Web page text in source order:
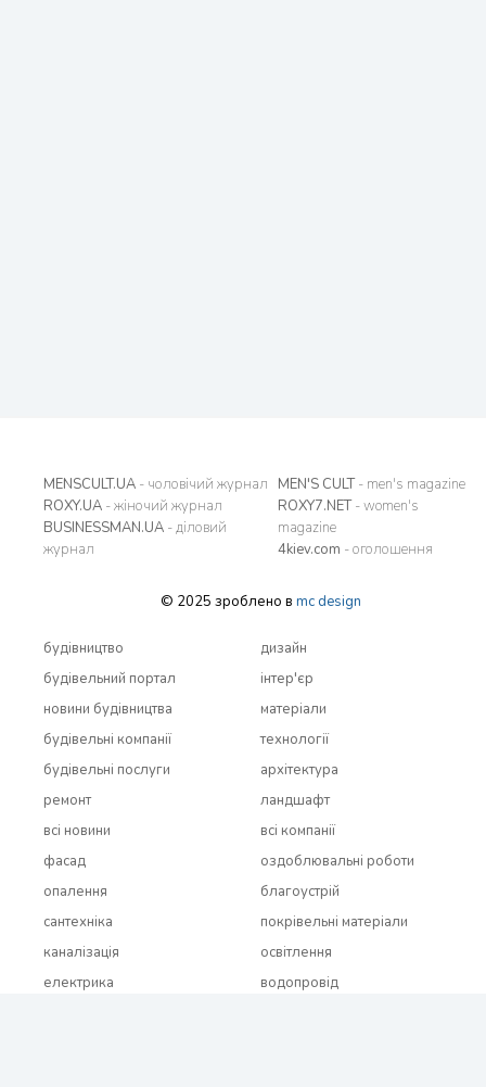
MENSCULT.UA - чоловічий журнал
ROXY.UA - жіночий журнал
BUSINESSMAN.UA - діловий
журнал
MEN'S CULT- men's magazine
ROXY7.NET- women's
magazine
4kiev.com - оголошення
© 2025 зроблено в mc design
будівництво
будівельний портал
новини будівництва
будівельні компанії
будівельні послуги
ремонт
всi новини
дизайн
інтер'єр
матеріали
технології
архітектура
ландшафт
всi компанії
фасад
опалення
сантехніка
каналізація
електрика
оздоблювальні роботи
благоустрій
покрівельні матеріали
освітлення
водопровід